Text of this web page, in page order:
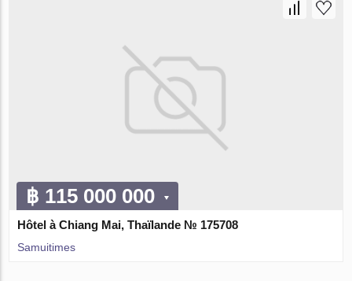
฿ 115 000 000
Hôtel à Chiang Mai, Thaïlande № 175708
Samuitimes